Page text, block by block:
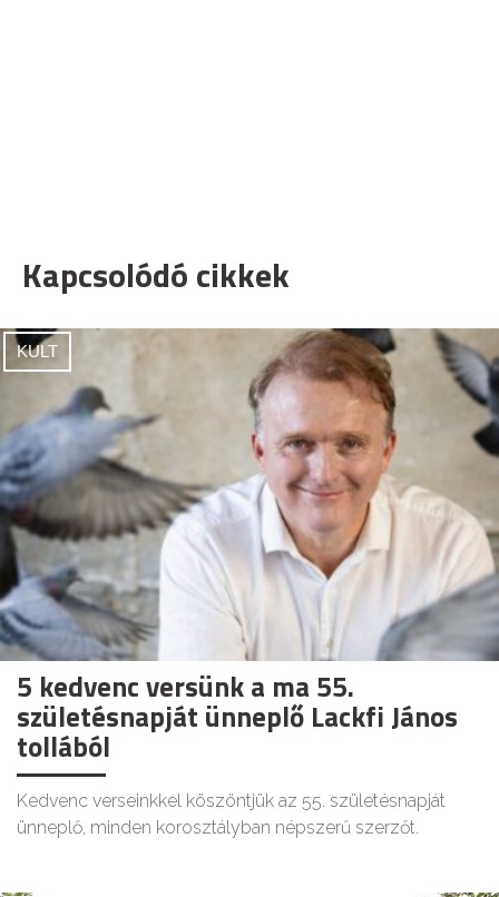
Kapcsolódó cikkek
KULT
5 kedvenc versünk a ma 55.
születésnapját ünneplő Lackfi János
tollából
Kedvenc verseinkkel köszöntjük az 55. születésnapját
ünneplő, minden korosztályban népszerű szerzőt.